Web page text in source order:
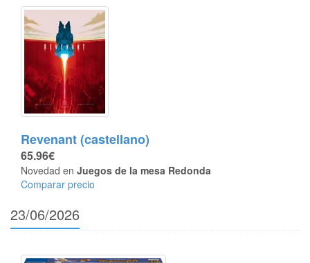
Revenant (castellano)
65.96€
Novedad en Juegos de la mesa Redonda
Comparar precio
23/06/2026